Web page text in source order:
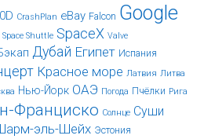
CrashPlan eBay Falcon Google
Space Shuttle SpaceX Valve
Дубай Египет Испания
Красное море Латвия Литва
Нью-Йорк ОАЭ Погода Пчёлки Рига
Франциско Солнце Суши
эль-Шейх Эстония